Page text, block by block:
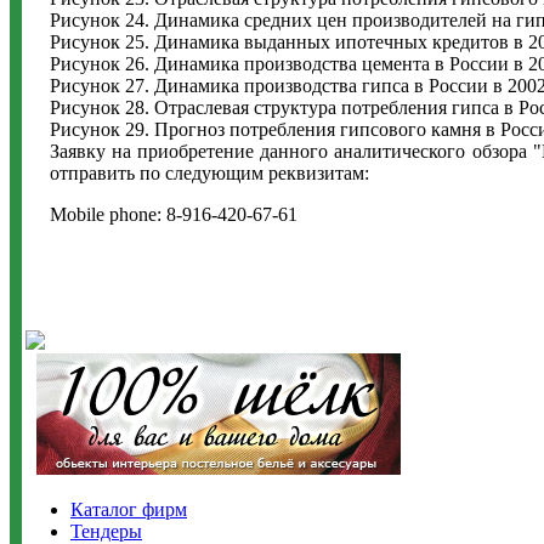
Рисунок 24. Динамика средних цен производителей на
Рисунок 25. Динамика выданных ипотечных кредитов в
Рисунок 26. Динамика производства цемента в России в
Рисунок 27. Динамика производства гипса в России в
Рисунок 28. Отраслевая структура потребления гипса в
Рисунок 29. Прогноз потребления гипсового камня в
Заявку на приобретение данного аналитического
отправить по следующим реквизитам:
Mobile phone: 8-916-420-67-61
Каталог фирм
Тендеры